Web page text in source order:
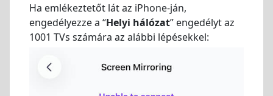
Ha emlékeztetőt lát az iPhone-ján,
engedélyezze a “Helyi hálózat” engedélyt az
1001 TVs számára az alábbi lépésekkel: